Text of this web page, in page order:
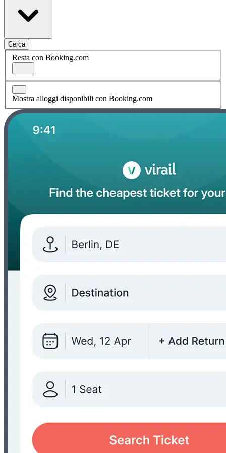
Cerca
Resta con Booking.com
Mostra alloggi disponibili con Booking.com